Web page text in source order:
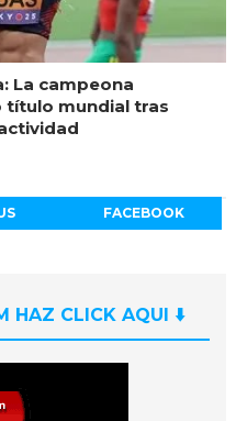
La campeona
título mundial tras
FACEBOOK
HAZ CLICK AQUI ⬇️